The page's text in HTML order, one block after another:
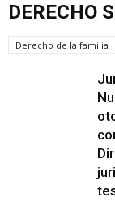
DERECHO
Derecho de la familia